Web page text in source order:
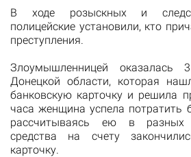
В ходе розыскных и
полицейские установили, кто
преступления.
Злоумышленницей оказалась
Донецкой области, которая
банковскую карточку и решила
часа женщина успела потратить
рассчитываясь ею в разных
средства на счету
карточку.